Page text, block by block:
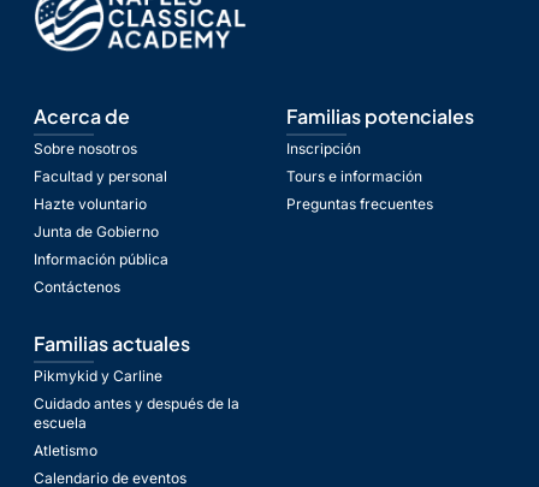
Acerca de
Sobre nosotros
Facultad y personal
Hazte voluntario
Junta de Gobierno
Información pública
Contáctenos
Familias potenciales
Inscripción
Tours e información
Preguntas frecuentes
Familias actuales
Pikmykid y Carline
Cuidado antes y después de la
escuela
Atletismo
Calendario de eventos